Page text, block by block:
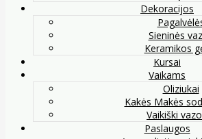
Dekoracijos
Sieninės
Keramikos
Kursai
Vaikams
Oliziukai
Kakės Makės
Vaikiški
Paslaugos